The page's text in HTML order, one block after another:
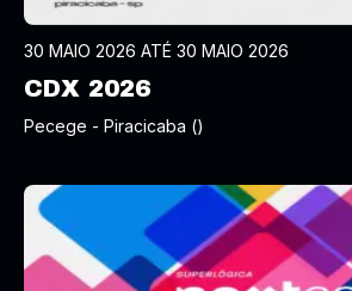
30 MAIO 2026 ATÉ 30 MAIO 2026
CDX 2026
Pecege - Piracicaba ()